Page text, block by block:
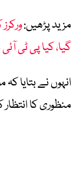
مزید پڑھیں:
گیا، کیا پی ٹی
انہوں نے بتایا
منظوری کا انتظار